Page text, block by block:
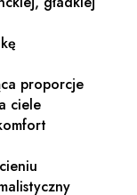
proporcje
ciele